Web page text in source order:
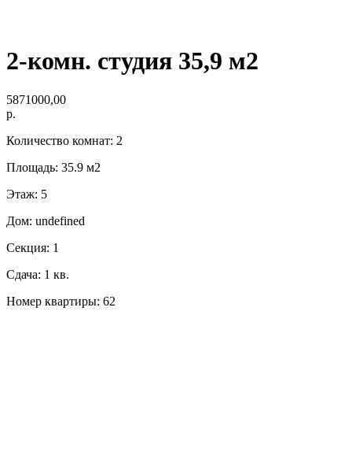
2-комн. студия 35,9 м2
5871000,00
р.
Количество комнат: 2
Площадь: 35.9 м2
Этаж: 5
Дом: undefined
Секция: 1
Сдача: 1 кв.
Номер квартиры: 62